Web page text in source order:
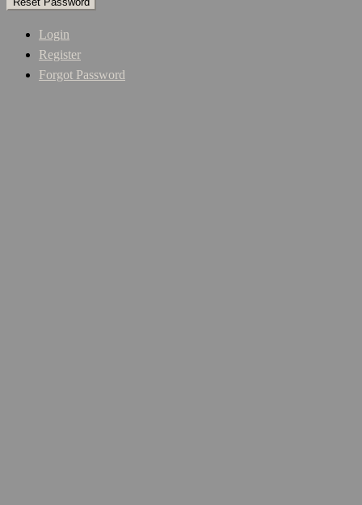
Login
Register
Forgot Password